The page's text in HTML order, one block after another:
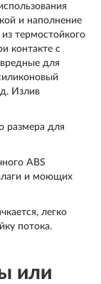
и наполнение
термостойкого
контакте с
вредные для
Излив
размера для
ABS
и моющих
легко
потока.
или